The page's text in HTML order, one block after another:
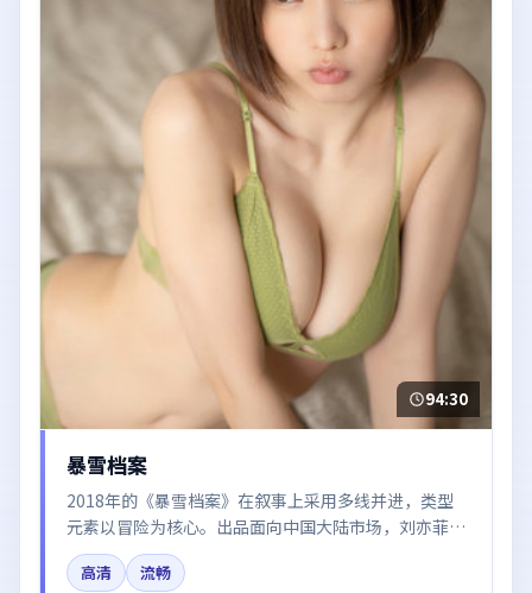
94:30
暴雪档案
2018年的《暴雪档案》在叙事上采用多线并进，类型
元素以冒险为核心。出品面向中国大陆市场，刘亦菲、
周冬雨、王凯、白宇、赵丽颖所饰角色推动关键反转，
结尾留白引发讨论。
高清
流畅